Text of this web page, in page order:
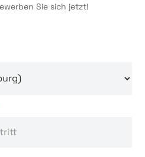
Sie sich jetzt!